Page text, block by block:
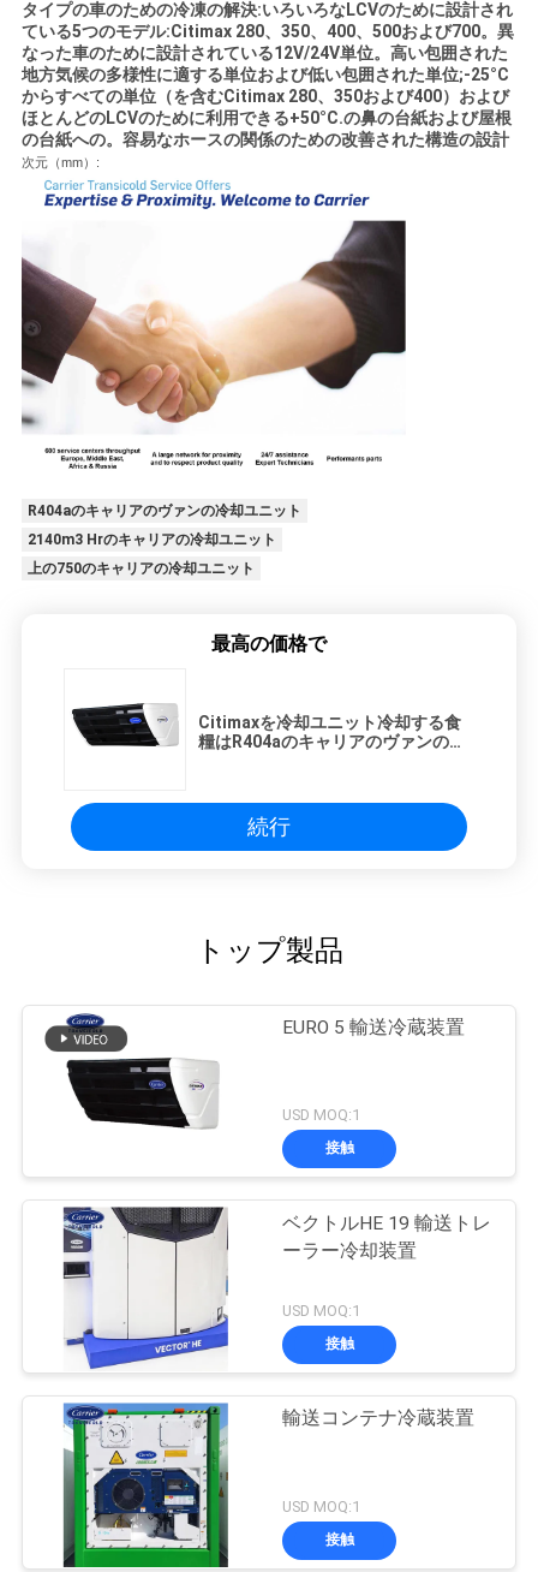
プ
ラ
イ
バ
ー
ポ
リ
シ
タイプの車のための冷凍の解決:いろいろなLCVのために設計され
ている5つのモデル:Citimax 280、350、400、500および700。異
なった車のために設計されている12V/24V単位。高い包囲された
地方気候の多様性に適する単位および低い包囲された単位;-25°C
からすべての単位（を含むCitimax 280、350および400）および
ほとんどのLCVのために利用できる+50°C.の鼻の台紙および屋根
の台紙への。容易なホースの関係のための改善された構造の設計
次元（mm）:
R404aのキャリアのヴァンの冷却ユニット
2140m3 Hrのキャリアの冷却ユニット
上の750のキャリアの冷却ユニット
最高の価格で
Citimaxを冷却ユニット冷却する食
糧はR404aのキャリアのヴァンの及
続行
トップ製品
EURO 5 輸送冷蔵装置
USD MOQ:1
接触
ベクトルHE 19 輸送トレ
ーラー冷却装置
USD MOQ:1
接触
輸送コンテナ冷蔵装置
USD MOQ:1
接触